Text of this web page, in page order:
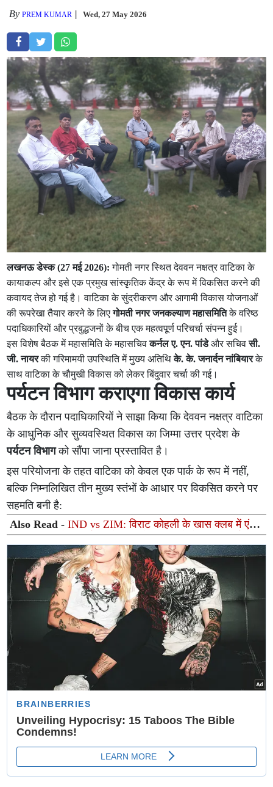
ByPREM KUMAR Wed, 27 May 2026
लखनऊ डेस्क (27 मई 2026): गोमती नगर स्थित देववन नक्षत्र वाटिका के
कायाकल्प और इसे एक प्रमुख सांस्कृतिक केंद्र के रूप में विकसित करने की
कवायद तेज हो गई है। वाटिका के सुंदरीकरण और आगामी विकास योजनाओं
की रूपरेखा तैयार करने के लिएगोमती नगर जनकल्याण महासमितिके वरिष्ठ
पदाधिकारियों और प्रबुद्धजनों के बीच एक महत्वपूर्ण परिचर्चा संपन्न हुई।
इस विशेष बैठक में महासमिति के महासचिवकर्नल ए. एन. पांडेऔर सचिवसी.
जी. नायरकी गरिमामयी उपस्थिति में मुख्य अतिथिके. के. जनार्दन नांबियारके
साथ वाटिका के चौमुखी विकास को लेकर बिंदुवार चर्चा की गई।
पर्यटन विभाग कराएगा विकास कार्य
बैठक के दौरान पदाधिकारियों ने साझा किया कि देववन नक्षत्र वाटिका
के आधुनिक और सुव्यवस्थित विकास का जिम्मा उत्तर प्रदेश के
पर्यटन विभागको सौंपा जाना प्रस्तावित है।
इस परियोजना के तहत वाटिका को केवल एक पार्क के रूप में नहीं,
बल्कि निम्नलिखित तीन मुख्य स्तंभों के आधार पर विकसित करने पर
सहमति बनी है:
Also Read -IND vs ZIM: विराट कोहली के खास क्लब में एंट्री
के करीब अभिषेक शर्मा, पहले टी20 में रच सकते हैं बड़ा रिकॉर्ड